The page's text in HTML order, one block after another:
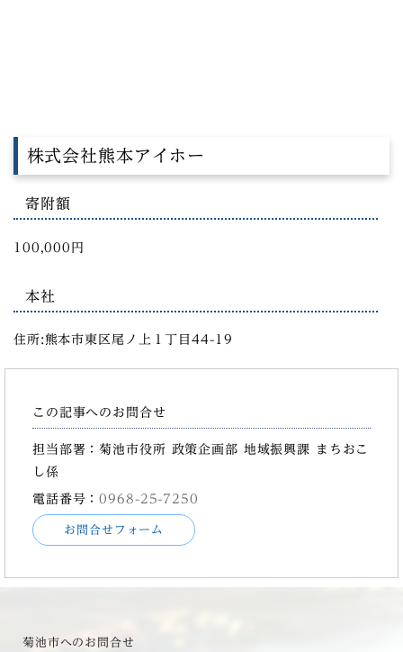
株式会社熊本アイホー
寄附額
100,000円
本社
住所:熊本市東区尾ノ上１丁目44-19
この記事へのお問合せ
担当部署：菊池市役所 政策企画部 地域振興課 まちおこ
し係
電話番号：0968-25-7250
お問合せフォーム
菊池市へのお問合せ